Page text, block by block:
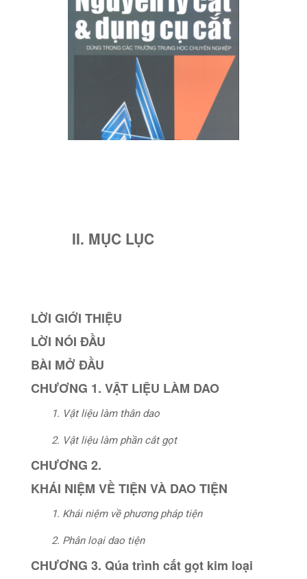
II. MỤC LỤC
LỜI GIỚI THIỆU
LỜI NÓI ĐẦU
BÀI MỞ ĐẦU
CHƯƠNG 1. VẬT LIỆU LÀM DAO
1. Vật liệu làm thân dao
2. Vật liệu làm phần cắt gọt
CHƯƠNG 2.
KHÁI NIỆM VỀ TIỆN VÀ DAO TIỆN
1. Khái niệm về phương pháp tiện
2. Phân loại dao tiện
CHƯƠNG 3. Qúa trình cắt gọt kim loại